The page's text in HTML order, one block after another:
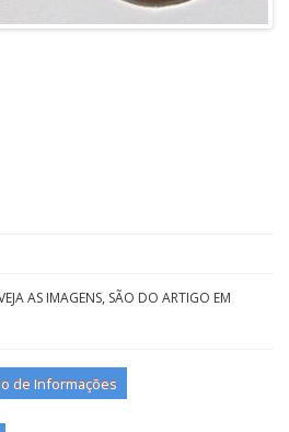
AS IMAGENS, SÃO DO ARTIGO EM
de Informações